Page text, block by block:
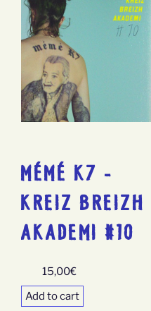
MÉMÉ K7 –
KREIZ BREIZH
AKADEMI #10
15,00€
Add to cart